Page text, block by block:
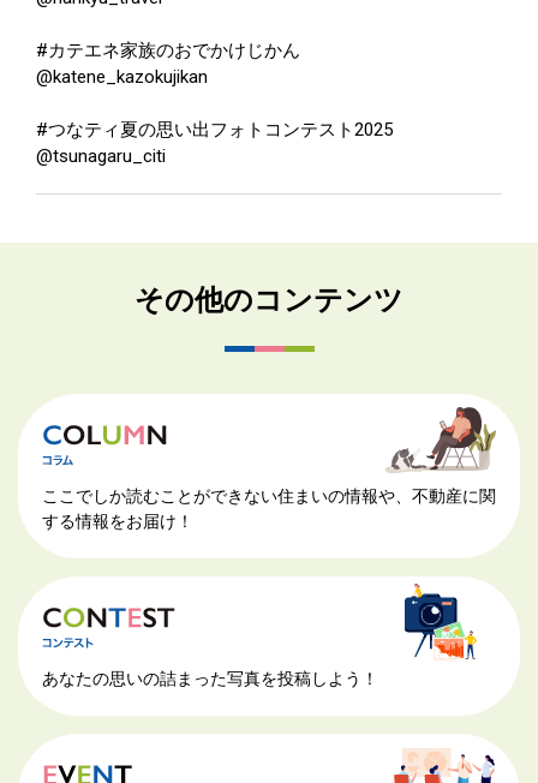
#カテエネ家族のおでかけじかん
@katene_kazokujikan
#つなティ夏の思い出フォトコンテスト2025
@tsunagaru_citi
その他のコンテンツ
ここでしか読むことができない住まいの情報や、不動産に関
する情報をお届け！
あなたの思いの詰まった写真を投稿しよう！